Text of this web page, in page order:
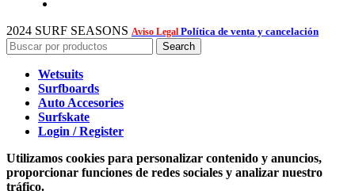
2024 SURF SEASONS Aviso Legal Política de venta y cancelación
Search
Wetsuits
Surfboards
Auto Accesories
Surfskate
Login / Register
Utilizamos cookies para personalizar contenido y anuncios,
proporcionar funciones de redes sociales y analizar nuestro
tráfico.